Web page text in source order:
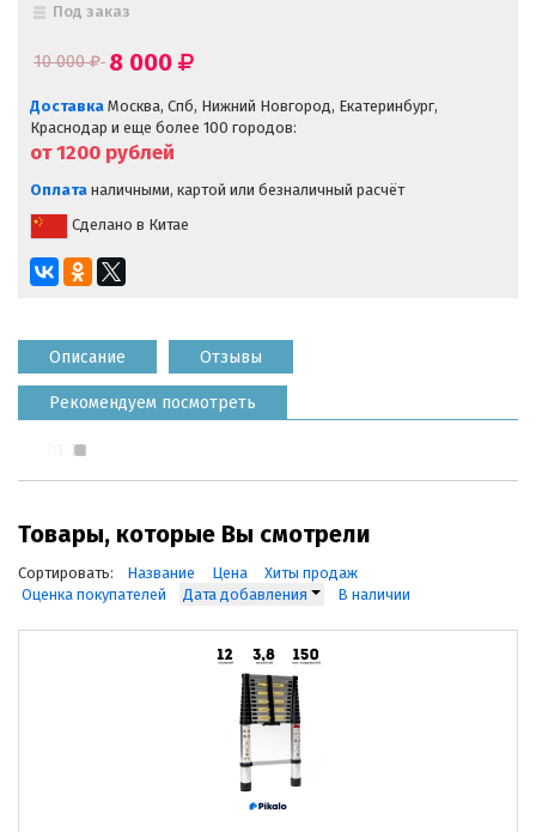
Под заказ
10 000 8 000
Доставка Москва, Спб, Нижний Новгород, Екатеринбург,
Краснодар и еще более 100 городов:
от 1200 рублей
Оплата наличными, картой или безналичный расчёт
Сделано в Китае
Описание Отзывы
Рекомендуем посмотреть
Товары, которые Вы смотрели
Сортировать: Название Цена
Хиты продаж
Оценка покупателей
Дата добавления В наличии